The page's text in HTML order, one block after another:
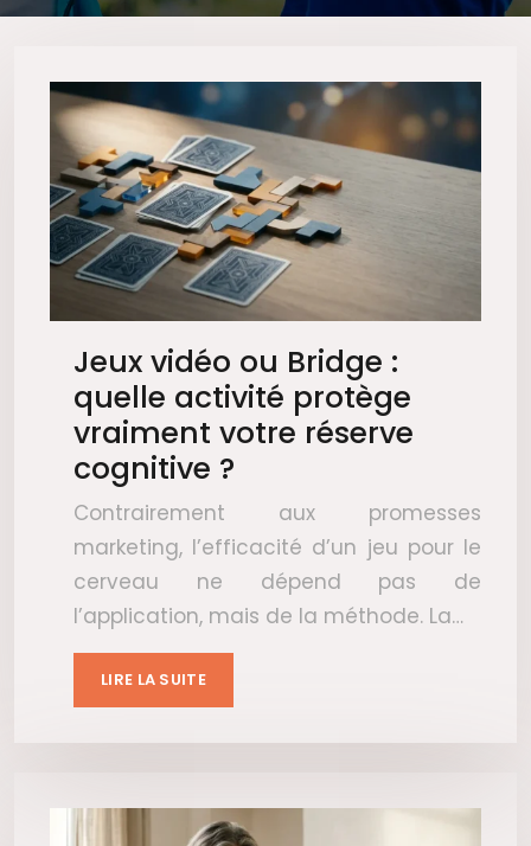
Jeux vidéo ou Bridge :
quelle activité protège
vraiment votre réserve
cognitive ?
Contrairement aux promesses
marketing, l’efficacité d’un jeu pour le
cerveau ne dépend pas de
l’application, mais de la méthode. La…
LIRE LA SUITE